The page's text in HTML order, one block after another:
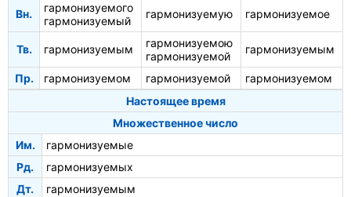
Вн.
гармонизуемого
гармонизуемый
гармонизуемую гармонизуемое
Тв. гармонизуемым
гармонизуемою
гармонизуемой
гармонизуемым
Пр. гармонизуемом гармонизуемой
гармонизуемом
Настоящее время
Множественное число
Им.
гармонизуемые
Рд.
гармонизуемых
Дт.
гармонизуемым